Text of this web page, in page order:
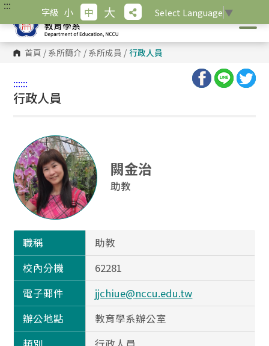
跳
主
內
容
::: 字級 小 中 大 Select Language ▼
首頁 / 系所簡介 / 系所成員 / 行政人員
::::::
行政人員
闕金治
助教
職稱
助教
校內分機
62281
電子郵件
jjchiue@nccu.edu.tw
辦公地點
教育學系辦公室